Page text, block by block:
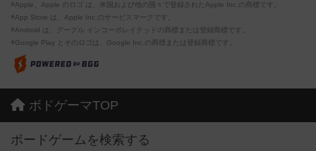
※Apple、Apple のロゴ は、米国および他の国々で登録されたApple Inc.の商標です。
※App Store は、Apple Inc.のサービスマークです。
※Android は、グーグル インコーポレイテッドの商標または登録商標です。
※Google Play とそのロゴは、Google Inc.の商標または登録商標です。
ボドゲーマTOP
ボードゲームを検索する